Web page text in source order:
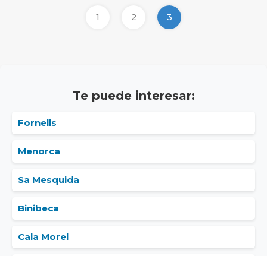
1 2 3
Te puede interesar:
Fornells
Menorca
Sa Mesquida
Binibeca
Cala Morel